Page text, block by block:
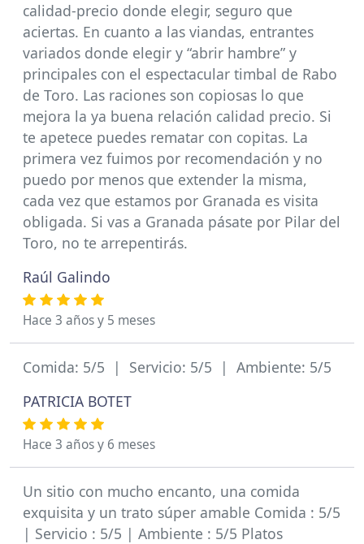
calidad-precio donde elegir, seguro que
aciertas. En cuanto a las viandas, entrantes
variados donde elegir y “abrir hambre” y
principales con el espectacular timbal de Rabo
de Toro. Las raciones son copiosas lo que
mejora la ya buena relación calidad precio. Si
te apetece puedes rematar con copitas. La
primera vez fuimos por recomendación y no
puedo por menos que extender la misma,
cada vez que estamos por Granada es visita
obligada. Si vas a Granada pásate por Pilar del
Toro, no te arrepentirás.
Raúl Galindo
Hace 3 años y 5 meses
Comida: 5/5 | Servicio: 5/5 | Ambiente: 5/5
PATRICIA BOTET
Hace 3 años y 6 meses
Un sitio con mucho encanto, una comida
exquisita y un trato súper amable Comida : 5/5
| Servicio : 5/5 | Ambiente : 5/5 Platos